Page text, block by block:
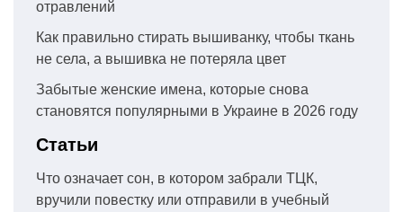
отравлений
Как правильно стирать вышиванку, чтобы ткань
не села, а вышивка не потеряла цвет
Забытые женские имена, которые снова
становятся популярными в Украине в 2026 году
Статьи
Что означает сон, в котором забрали ТЦК,
вручили повестку или отправили в учебный